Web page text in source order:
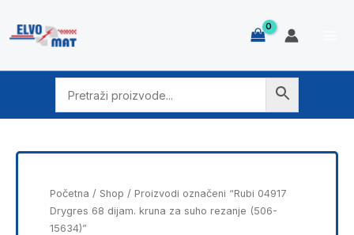
content
Početna / Shop / Proizvodi označeni “Rubi 04917
Drygres 68 dijam. kruna za suho rezanje (506-
15634)”